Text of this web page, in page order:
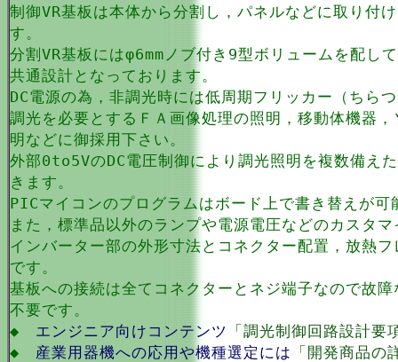
制御VR基板は本体から分割し，パネルなどに取り付
す。
分割VR基板にはφ6mmノブ付き9型ボリュームを配し
共通設計となっております。
DC電源の為，非調光時には低周期フリッカー（ちら
調光を必要とするＦＡ画像処理の照明，移動体機器
明などに御採用下さい。
外部0to5VのDC電圧制御により調光照明を複数備え
きます。
PICマイコンのプログラムはボード上で書き替えが可
また，標準品以外のランプや電源電圧などのカスタ
インバーター部の外形寸法とコネクター配置，放熱
です。
基板への接続は全てコネクターとネジ端子なので故
不要です。
◆ エンジニア向けコンテンツ
「調光制御回路設計要
◆ 産業用器機への応用や機種選定には 「開発商品の